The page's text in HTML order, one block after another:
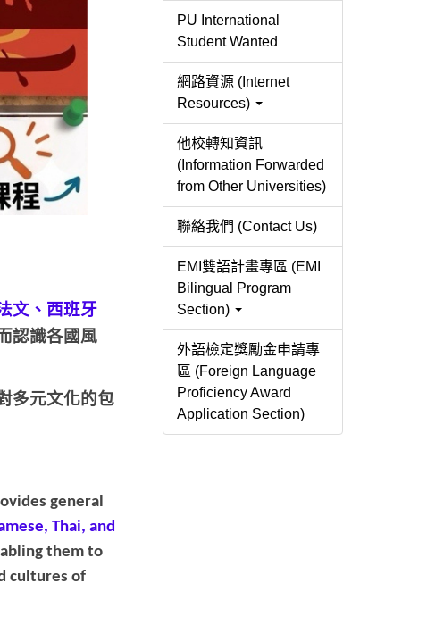
文、西班牙
認識各國風
多元文化的包
general
Thai, and
them to
cultures of
PU International
Student Wanted
網路資源 (Internet
Resources)
他校轉知資訊
(Information Forwarded
from Other Universities)
聯絡我們 (Contact Us)
EMI雙語計畫專區 (EMI
Bilingual Program
Section)
外語檢定獎勵金申請專
區 (Foreign Language
Proficiency Award
Application Section)